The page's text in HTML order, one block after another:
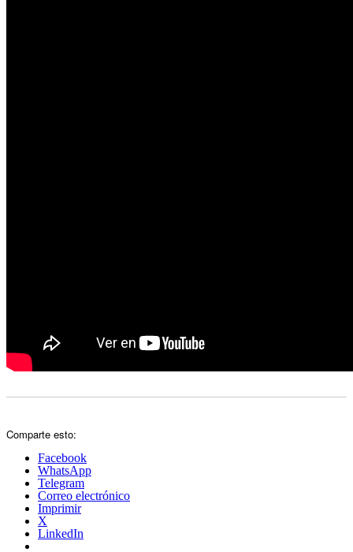
Comparte esto:
Facebook
WhatsApp
Telegram
Correo electrónico
Imprimir
X
LinkedIn